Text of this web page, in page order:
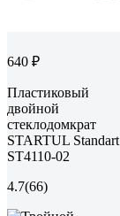
640 ₽
Пластиковый
двойной
стеклодомкрат
STARTUL Standart
ST4110-02
4.7(66)